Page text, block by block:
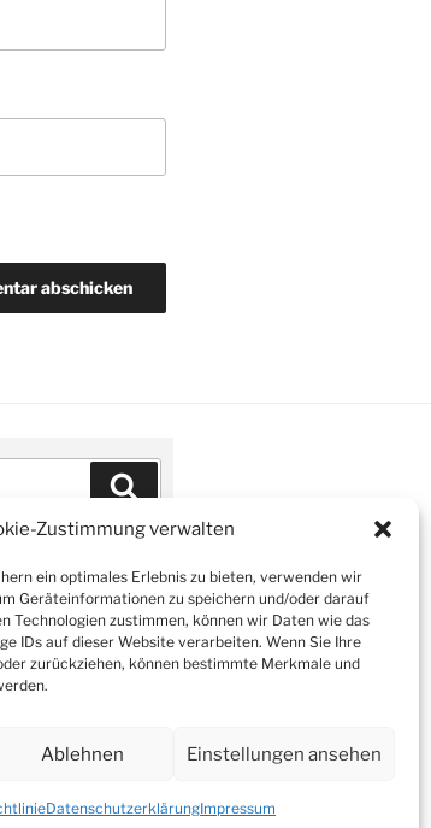
Zustimmung verwalten
ein optimales Erlebnis zu bieten, verwenden wir
Geräteinformationen zu speichern und/oder darauf
Technologien zustimmen, können wir Daten wie das
IDs auf dieser Website verarbeiten. Wenn Sie Ihre
zurückziehen, können bestimmte Merkmale und
Ablehnen Einstellungen ansehen
DatenschutzerklärungImpressum